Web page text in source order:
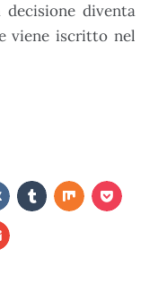
diventa
viene iscritto nel